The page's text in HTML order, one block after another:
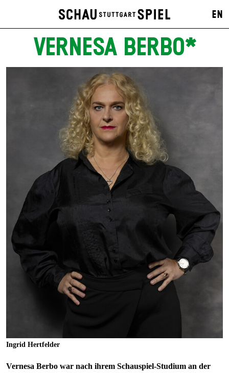
EN
VERNESA BERBO*
Ingrid Hertfelder
Vernesa Berbo war nach ihrem Schauspiel-Studium an der